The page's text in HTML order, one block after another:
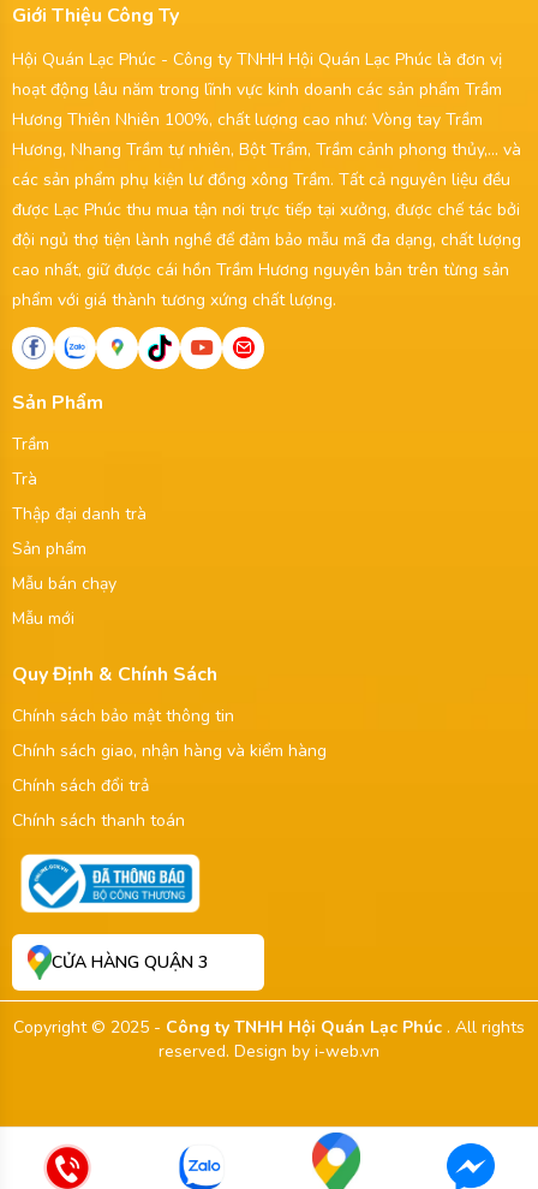
Giới Thiệu Công Ty
Hội Quán Lạc Phúc - Công ty TNHH Hội Quán Lạc Phúc là đơn vị
hoạt động lâu năm trong lĩnh vực kinh doanh các sản phẩm Trầm
Hương Thiên Nhiên 100%, chất lượng cao như: Vòng tay Trầm
Hương, Nhang Trầm tự nhiên, Bột Trầm, Trầm cảnh phong thủy,... và
các sản phẩm phụ kiện lư đồng xông Trầm. Tất cả nguyên liệu đều
được Lạc Phúc thu mua tận nơi trực tiếp tại xưởng, được chế tác bởi
đội ngủ thợ tiện lành nghề để đảm bảo mẫu mã đa dạng, chất lượng
cao nhất, giữ được cái hồn Trầm Hương nguyên bản trên từng sản
phẩm với giá thành tương xứng chất lượng.
Sản Phẩm
Trầm
Trà
Thập đại danh trà
Sản phẩm
Mẫu bán chạy
Mẫu mới
Quy Định & Chính Sách
Chính sách bảo mật thông tin
Chính sách giao, nhận hàng và kiểm hàng
Chính sách đổi trả
Chính sách thanh toán
CỬA HÀNG QUẬN 3
Copyright © 2025 - Công ty TNHH Hội Quán Lạc Phúc . All rights
reserved. Design by i-web.vn